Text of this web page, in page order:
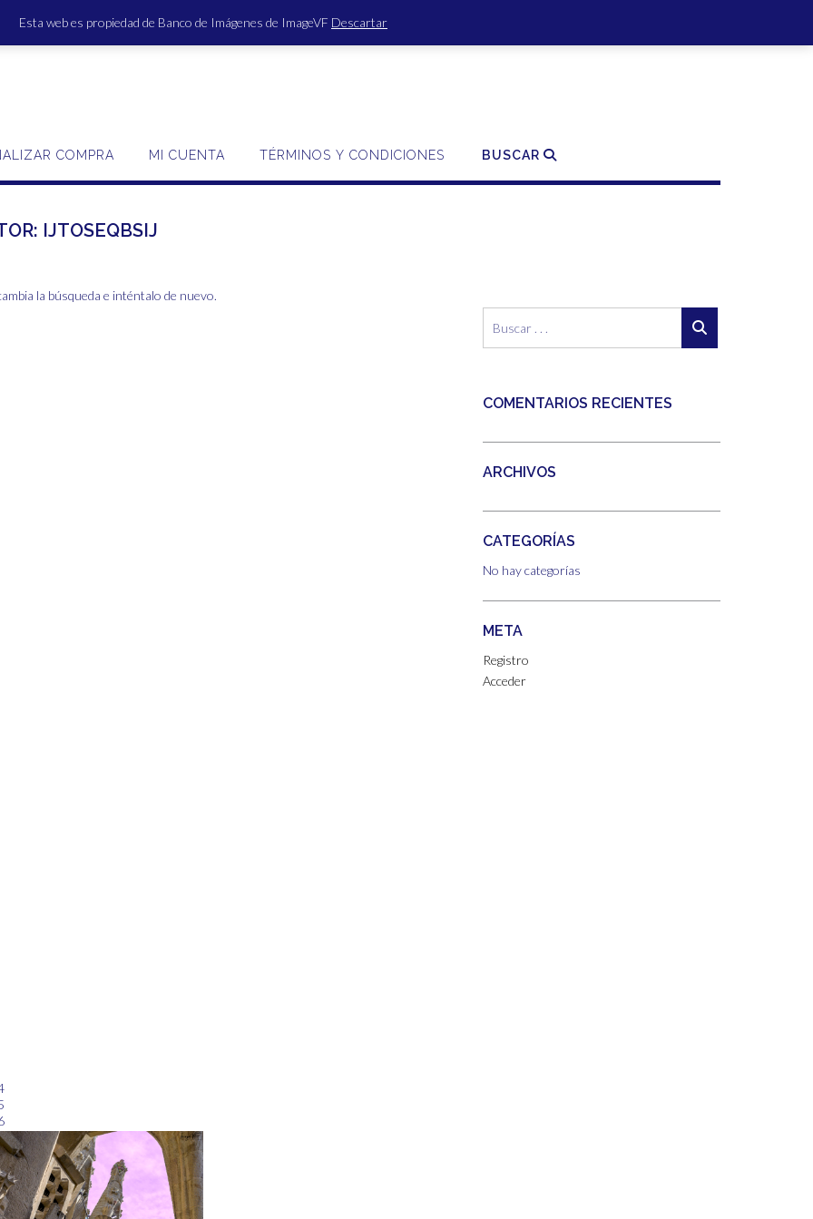
Esta web es propiedad de Banco de Imágenes de ImageVF DescartarACCESO | REGISTRO
COMPRA MI CUENTA TÉRMINOS Y CONDICIONES BUSCAR
IJTOSEQBSIJ
la búsqueda e inténtalo de nuevo.
COMENTARIOS RECIENTES
ARCHIVOS
CATEGORÍAS
No hay categorías
META
Registro
Acceder